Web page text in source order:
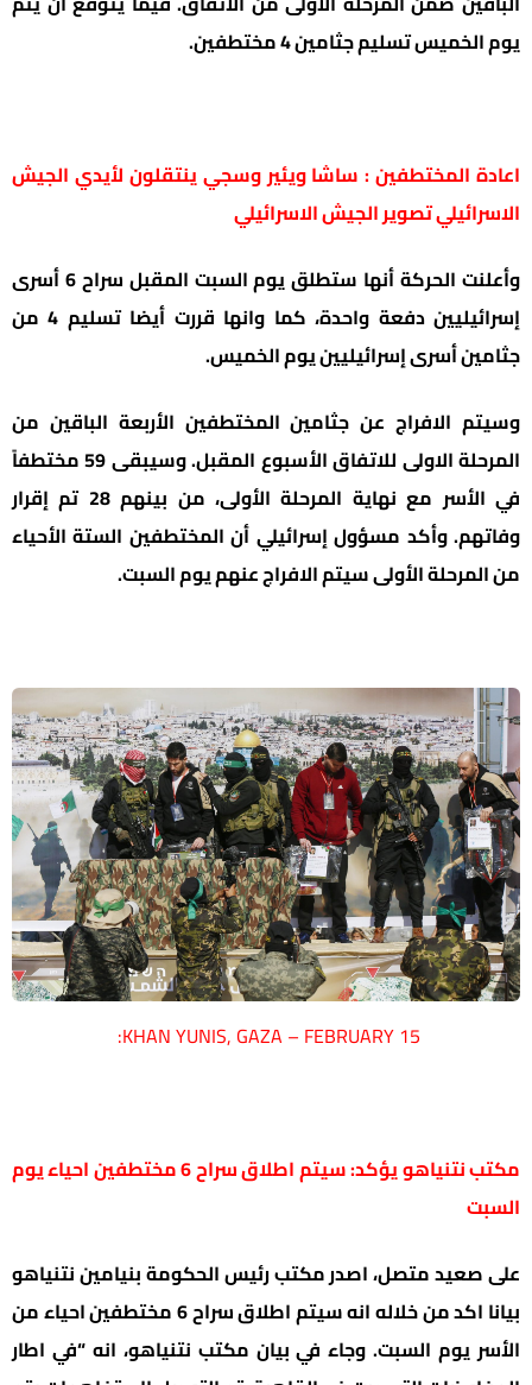
يوم الخميس تسليم جثامين 4 مختطفين.
اعادة المختطفين : ساشا ويئير وسجي ينتقلون لأيدي الجيش
الاسرائيلي تصوير الجيش الاسرائيلي
وأعلنت الحركة أنها ستطلق يوم السبت المقبل سراح 6 أسرى
إسرائيليين دفعة واحدة، كما وانها قررت أيضا تسليم 4 من
جثامين أسرى إسرائيليين يوم الخميس.
وسيتم الافراج عن جثامين المختطفين الأربعة الباقين من
المرحلة الاولى للاتفاق الأسبوع المقبل. وسيبقى 59 مختطفاً
في الأسر مع نهاية المرحلة الأولى، من بينهم 28 تم إقرار
وفاتهم. وأكد مسؤول إسرائيلي أن المختطفين الستة الأحياء
من المرحلة الأولى سيتم الافراج عنهم يوم السبت.
KHAN YUNIS, GAZA – FEBRUARY 15:
مكتب نتنياهو يؤكد: سيتم اطلاق سراح 6 مختطفين احياء يوم
السبت
على صعيد متصل، اصدر مكتب رئيس الحكومة بنيامين نتنياهو
بيانا اكد من خلاله انه سيتم اطلاق سراح 6 مختطفين احياء من
الأسر يوم السبت. وجاء في بيان مكتب نتنياهو، انه “في اطار